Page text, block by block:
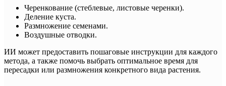
Черенкование (стеблевые, листовые черенки).
Деление куста.
Размножение семенами.
Воздушные отводки.
ИИ может предоставить пошаговые инструкции для каждого
метода, а также помочь выбрать оптимальное время для
пересадки или размножения конкретного вида растения.